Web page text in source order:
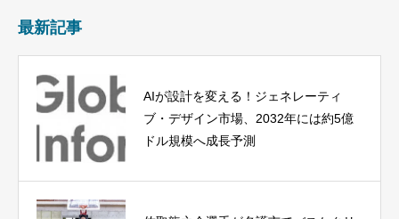
最新記事
AIが設計を変える！ジェネレーティ
ブ・デザイン市場、2032年には約5億
ドル規模へ成長予測